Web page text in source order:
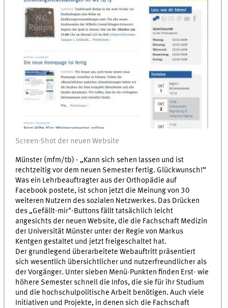
Screen-Shot der neuen Website
Münster (mfm/tb) - „Kann sich sehen lassen und ist
rechtzeitig vor dem neuen Semester fertig. Glückwunsch!“
Was ein Lehrbeauftragter aus der Orthopädie auf
Facebook postete, ist schon jetzt die Meinung von 30
weiteren Nutzern des sozialen Netzwerkes. Das Drücken
des „Gefällt-mir"-Buttons fällt tatsächlich leicht
angesichts der neuen Website, die die Fachschaft Medizin
der Universität Münster unter der Regie von Markus
Kentgen gestaltet und jetzt freigeschaltet hat.
Der grundlegend überarbeitete Webauftritt präsentiert
sich wesentlich übersichtlicher und nutzerfreundlicher als
der Vorgänger. Unter sieben Menü-Punkten finden Erst- wie
höhere Semester schnell die Infos, die sie für ihr Studium
und die hochschulpolitische Arbeit benötigen. Auch viele
Initiativen und Projekte, in denen sich die Fachschaft